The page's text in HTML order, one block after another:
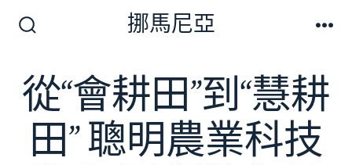
切
換
開
關
挪馬尼亞
從“會耕田”到“慧耕
田” 聰明農業科技